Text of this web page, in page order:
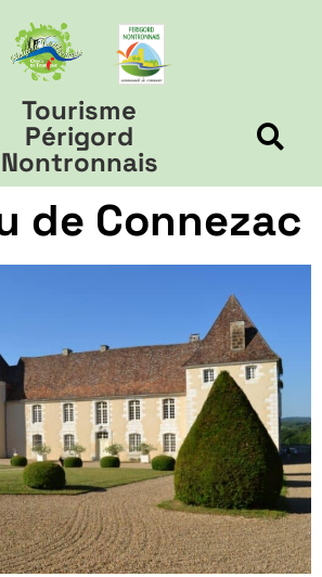
Tourisme
Périgord
Nontronnais
de Connezac